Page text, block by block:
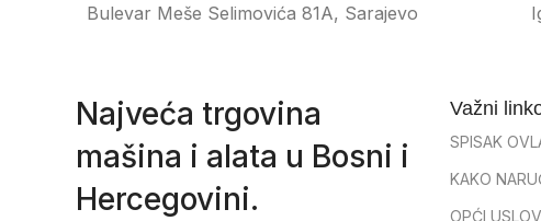
Bulevar Meše Selimovića 81A, Sarajevo
Najveća trgovina
mašina i alata u Bosni i
Hercegovini.
Važni
SPISAK
KAKO
OPĆI